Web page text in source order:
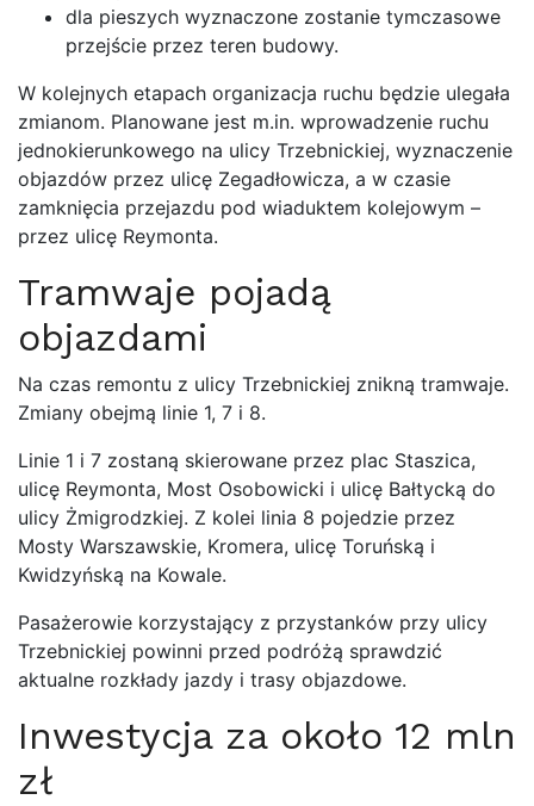
dla pieszych wyznaczone zostanie tymczasowe
przejście przez teren budowy.
W kolejnych etapach organizacja ruchu będzie ulegała
zmianom. Planowane jest m.in. wprowadzenie ruchu
jednokierunkowego na ulicy Trzebnickiej, wyznaczenie
objazdów przez ulicę Zegadłowicza, a w czasie
zamknięcia przejazdu pod wiaduktem kolejowym –
przez ulicę Reymonta.
Tramwaje pojadą
objazdami
Na czas remontu z ulicy Trzebnickiej znikną tramwaje.
Zmiany obejmą linie 1, 7 i 8.
Linie 1 i 7 zostaną skierowane przez plac Staszica,
ulicę Reymonta, Most Osobowicki i ulicę Bałtycką do
ulicy Żmigrodzkiej. Z kolei linia 8 pojedzie przez
Mosty Warszawskie, Kromera, ulicę Toruńską i
Kwidzyńską na Kowale.
Pasażerowie korzystający z przystanków przy ulicy
Trzebnickiej powinni przed podróżą sprawdzić
aktualne rozkłady jazdy i trasy objazdowe.
Inwestycja za około 12 mln
zł